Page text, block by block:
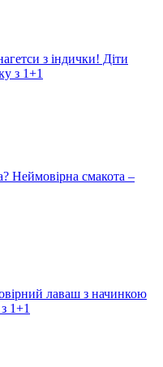
з індички! Діти
з 1+1
смакота –
лаваш з начинкою
1+1